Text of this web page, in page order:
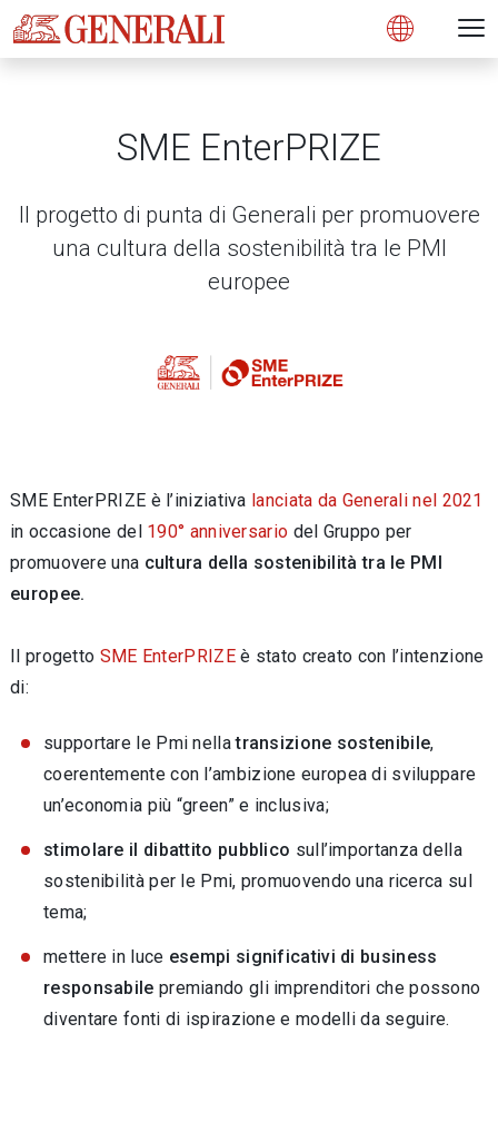
Open
SME EnterPRIZE
Il progetto di punta di Generali per promuovere
una cultura della sostenibilità tra le PMI
europee
SME EnterPRIZE è l’iniziativa lanciata da Generali nel 2021
in occasione del 190° anniversario del Gruppo per
promuovere una cultura della sostenibilità tra le PMI
europee.
Il progetto SME EnterPRIZEè stato creato con l’intenzione
di:
supportare le Pmi nellatransizione sostenibile,
coerentemente con l’ambizione europea di sviluppare
un’economia più “green” e inclusiva;
stimolare il dibattito pubblico sull’importanza della
sostenibilità per le Pmi, promuovendo una ricerca sul
tema;
mettere in luce esempi significativi di business
responsabile premiando gli imprenditori che possono
diventare fonti di ispirazione e modelli da seguire.